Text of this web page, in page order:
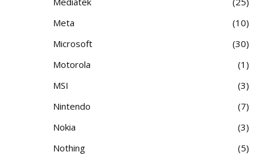
Meta
10
Microsoft
30
Motorola
1
MSI
3
Nintendo
7
Nokia
3
Nothing
5